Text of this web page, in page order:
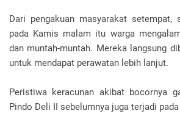
Dari pengakuan masyarakat setempat,
pada Kamis malam itu warga
dan muntah-muntah. Mereka langsung
untuk mendapat perawatan lebih lanjut.
Peristiwa keracunan akibat bocornya
Pindo Deli II sebelumnya juga terjadi